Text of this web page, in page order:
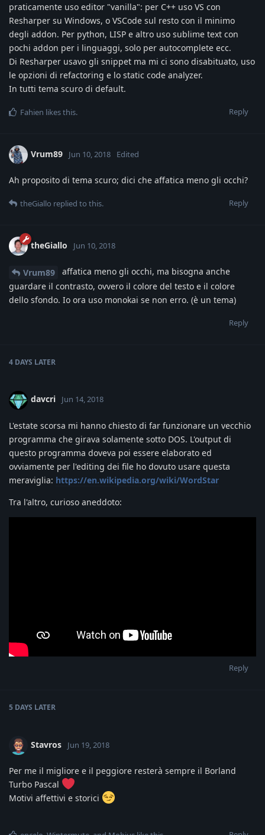
praticamente uso editor "vanilla": per C++ uso VS con
Resharper su Windows, o VSCode sul resto con il minimo
degli addon. Per python, LISP e altro uso sublime text con
pochi addon per i linguaggi, solo per autocomplete ecc.
Di Resharper usavo gli snippet ma mi ci sono disabituato, uso
le opzioni di refactoring e lo static code analyzer.
In tutti tema scuro di default.
Reply
Fahien likes this.
Vrum89 Jun 10, 2018 Edited
Ah proposito di tema scuro; dici che affatica meno gli occhi?
Reply
theGiallo replied to this.
theGiallo Jun 10, 2018
Vrum89
affatica meno gli occhi, ma bisogna anche
guardare il contrasto, ovvero il colore del testo e il colore
dello sfondo. Io ora uso monokai se non erro. (è un tema)
Reply
4 DAYS LATER
davcri Jun 14, 2018
L'estate scorsa mi hanno chiesto di far funzionare un vecchio
programma che girava solamente sotto DOS. L'output di
questo programma doveva poi essere elaborato ed
ovviamente per l'editing dei file ho dovuto usare questa
meraviglia: https://en.wikipedia.org/wiki/WordStar
Tra l'altro, curioso aneddoto:
Reply
5 DAYS LATER
Stavros Jun 19, 2018
Per me il migliore e il peggiore resterà sempre il Borland
Turbo Pascal
Motivi affettivi e storici